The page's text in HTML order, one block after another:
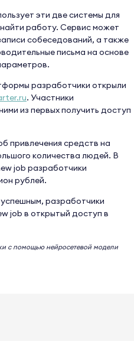
эти две системы для
работу. Сервис может
собеседований, а также
письма на основе
разработчики открыли
. Участники
из первых получить доступ
привлечения средств на
количества людей. В
job разработчики
рублей.
разработчики
job в открытый доступ в
с помощью нейросетевой модели